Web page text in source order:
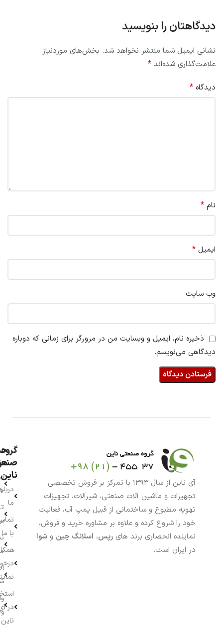
دیدگاهتان را بنویسید
نشانی ایمیل شما منتشر نخواهد شد. بخش‌های موردنیاز
علامت‌گذاری شده‌اند *
دیدگاه *
نام *
ایمیل *
وب‌ سایت
ذخیره نام، ایمیل و وبسایت من در مرورگر برای زمانی که دوباره
دیدگاهی می‌نویسم.
آی ناین از سال ۱۳۹۳ با تمرکز بر فروش تخصصی
تجهیزات و ماشین آلات صنعتی، شیرآلات، تجهیزات
تهویه مطبوع و ساختمانی از قبیل پمپ آب، فعالیت
خود را شروع کرده و علاوه بر مشاوره خرید و فروش،
نماینده انحصاری برند های رپس، اسلانگ چین و شوا
در ایران است.
گروه
ناین
ما
با ما
در
ناین